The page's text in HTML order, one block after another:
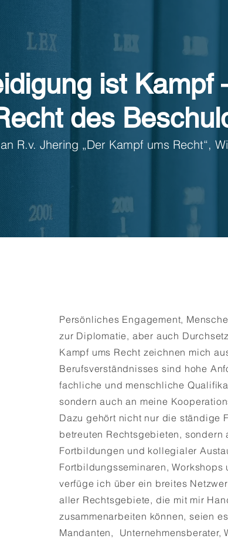
ist Kampf
des
R.v. Jhering „Der Kampf ums Recht“,
Persönliches Engagement,
zur Diplomatie, aber auch
Kampf ums Recht zeichnen mich
Berufsverständnisses sind hohe
fachliche und menschliche
sondern auch an meine
Dazu gehört nicht nur die ständige
betreuten Rechtsgebieten, sondern
Fortbildungen und kollegialer
Fortbildungsseminaren, Workshops
verfüge ich über ein breites
aller Rechtsgebiete, die mit mir
zusammenarbeiten können, seien
Mandanten, Unternehmensberater,